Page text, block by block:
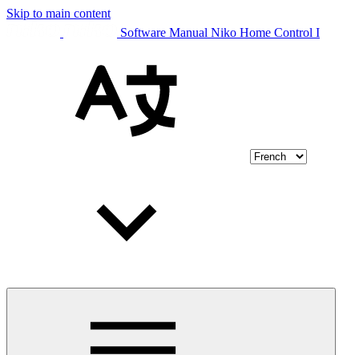
Skip to main content
Software Manual Niko Home Control I